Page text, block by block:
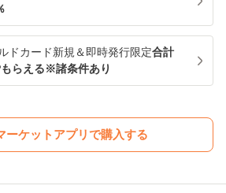
ドカード新規＆即時発行限定合計
らえる※諸条件あり
ーケットアプリで購入する